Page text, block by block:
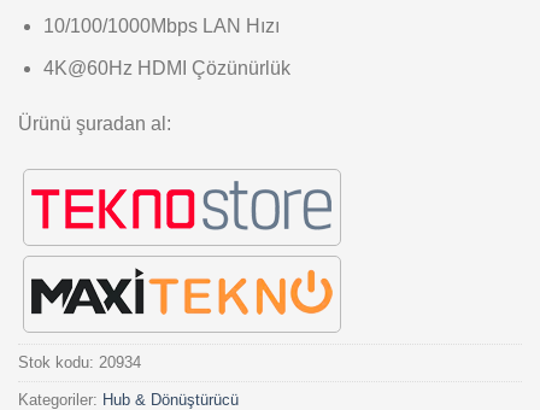
10/100/1000Mbps LAN Hızı
4K@60Hz HDMI Çözünürlük
Ürünü şuradan al:
Stok kodu: 20934
Kategoriler: Hub & Dönüştürücü